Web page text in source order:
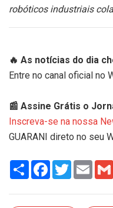
robóticos industriais
🔥 As notícias do dia
Entre no canal oficial no
📰 Assine Grátis o
Inscreva-se na nossa
GUARANI direto no seu
Share Facebook
TwitterEmail